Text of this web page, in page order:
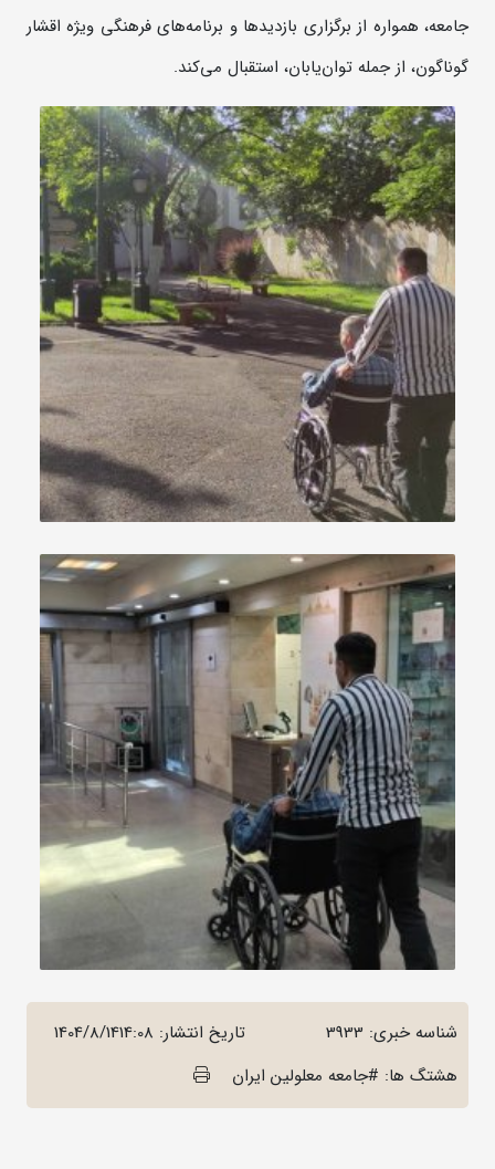
جامعه، همواره از برگزاری بازدیدها و برنامه‌های فرهنگی ویژه اقشار
گوناگون، از جمله توان‌یابان، استقبال می‌کند.
شناسه خبری: 3933 تاریخ انتشار: 1404/8/1414:08
هشتگ ها: #جامعه معلولین ایران